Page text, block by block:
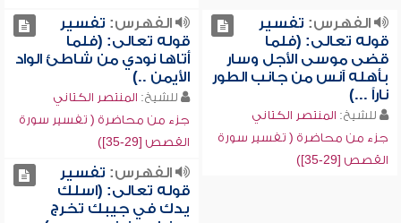
الفهرس: تفسير
قوله تعالى: (فلما
قضى موسى الأجل وسار
بأهله آنس من جانب الطور
ناراً ...)
للشيخ: المنتصر الكتاني
جزء من محاضرة ( تفسير سورة
القصص [29-35])
الفهرس: تفسير
قوله تعالى: (فلما
أتاها نودي من شاطئ الواد
الأيمن ..)
للشيخ: المنتصر الكتاني
جزء من محاضرة ( تفسير سورة
القصص [29-35])
الفهرس: تفسير
قوله تعالى: (اسلك
يدك في جيبك تخرج